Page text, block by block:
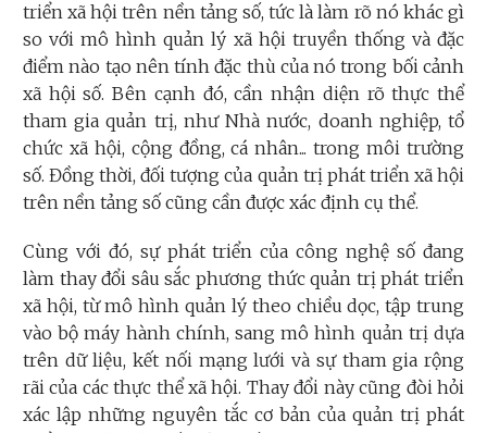
triển xã hội trên nền tảng số, tức là làm rõ nó khác gì
so với mô hình quản lý xã hội truyền thống và đặc
điểm nào tạo nên tính đặc thù của nó trong bối cảnh
xã hội số. Bên cạnh đó, cần nhận diện rõ thực thể
tham gia quản trị, như Nhà nước, doanh nghiệp, tổ
chức xã hội, cộng đồng, cá nhân... trong môi trường
số. Đồng thời, đối tượng của quản trị phát triển xã hội
trên nền tảng số cũng cần được xác định cụ thể.
Cùng với đó, sự phát triển của công nghệ số đang
làm thay đổi sâu sắc phương thức quản trị phát triển
xã hội, từ mô hình quản lý theo chiều dọc, tập trung
vào bộ máy hành chính, sang mô hình quản trị dựa
trên dữ liệu, kết nối mạng lưới và sự tham gia rộng
rãi của các thực thể xã hội. Thay đổi này cũng đòi hỏi
xác lập những nguyên tắc cơ bản của quản trị phát